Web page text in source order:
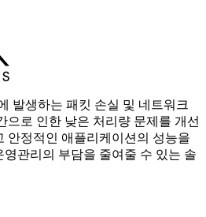
발생하는 패킷 손실 및 네트워크
으로 인한 낮은 처리량 문제를 개선
안정적인 애플리케이션의 성능을
관리의 부담을 줄여줄 수 있는 솔